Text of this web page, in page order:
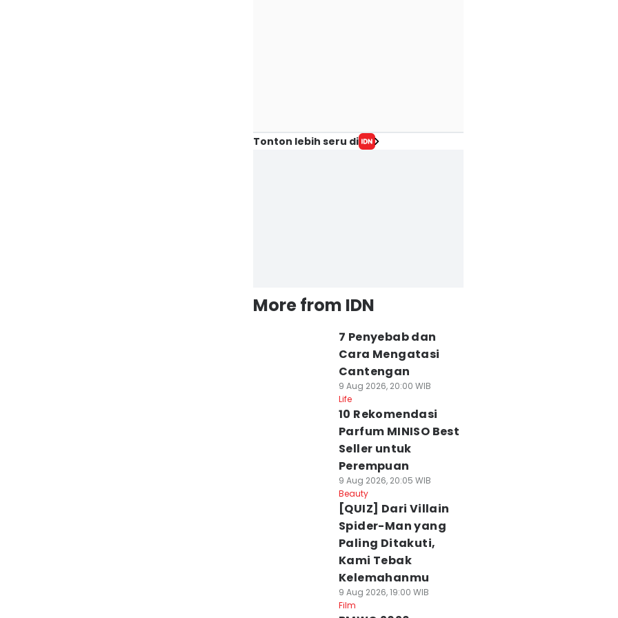
Tonton lebih seru di
More from IDN
7 Penyebab dan
Cara Mengatasi
Cantengan
9 Aug 2026, 20:00 WIB
Life
10 Rekomendasi
Parfum MINISO Best
Seller untuk
Perempuan
9 Aug 2026, 20:05 WIB
Beauty
[QUIZ] Dari Villain
Spider-Man yang
Paling Ditakuti,
Kami Tebak
Kelemahanmu
9 Aug 2026, 19:00 WIB
Film